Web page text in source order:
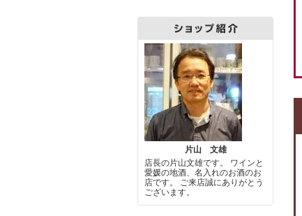
片山 文雄
店長の片山文雄です。 ワインと
愛媛の地酒、名入れのお酒のお
店です。 ご来店誠にありがとう
ございます。